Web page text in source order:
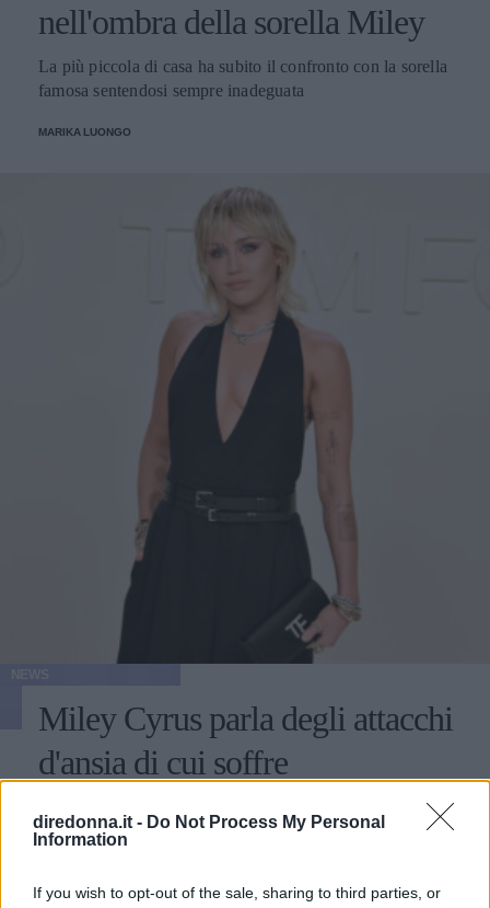
diredonna.it - Do Not Process My Personal
Information
If you wish to opt-out of the sale, sharing to third parties, or
nell'ombra della sorella Miley
La più piccola di casa ha subito il confronto con la sorella
famosa sentendosi sempre inadeguata
MARIKA LUONGO
Miley Cyrus parla degli attacchi
d'ansia di cui soffre
La cantante ha inaugurato Bright Minded, uno show su
Instagram della durata di un'ora in cui colloquia con
ALESSIO CAPPUCCIO